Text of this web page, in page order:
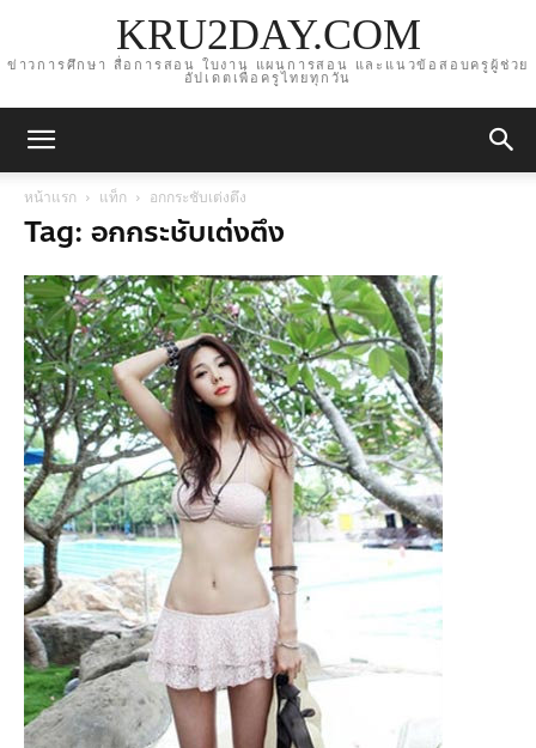
KRU2DAY.COM
ข่าวการศึกษา สื่อการสอน ใบงาน แผนการสอน และแนวข้อสอบครูผู้ช่วย
อัปเดตเพื่อครูไทยทุกวัน
หน้าแรก แท็ก อกกระชับเต่งตึง
Tag: อกกระชับเต่งตึง